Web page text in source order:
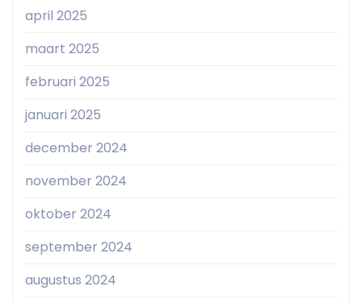
april 2025
maart 2025
februari 2025
januari 2025
december 2024
november 2024
oktober 2024
september 2024
augustus 2024